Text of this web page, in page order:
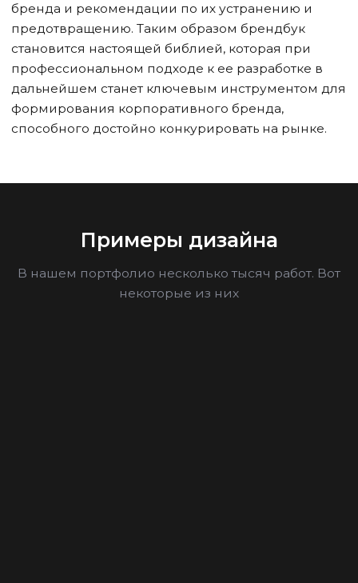
бренда и рекомендации по их устранению и
предотвращению. Таким образом брендбук
становится настоящей библией, которая при
профессиональном подходе к ее разработке в
дальнейшем станет ключевым инструментом для
формирования корпоративного бренда,
способного достойно конкурировать на рынке.
Примеры дизайна
В нашем портфолио несколько тысяч работ. Вот
некоторые из них